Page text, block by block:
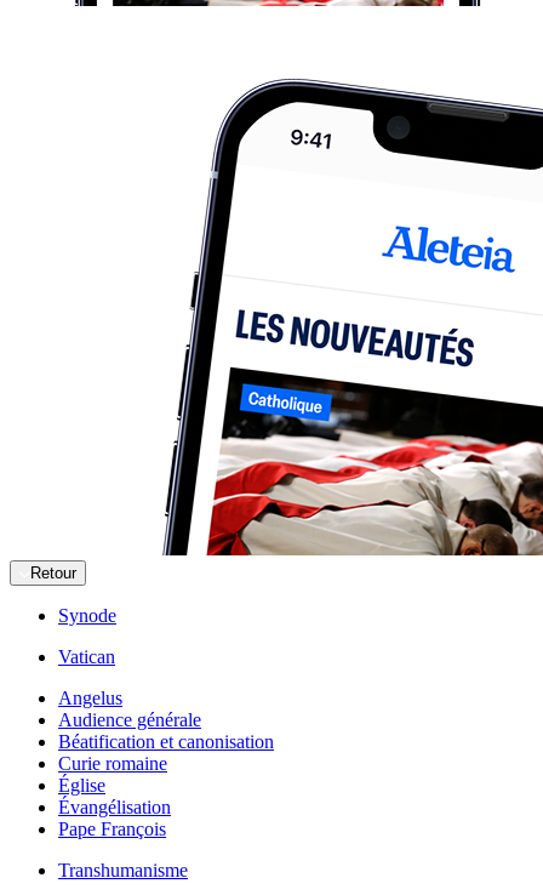
Retour
Synode
Vatican
Angelus
Audience générale
Béatification et canonisation
Curie romaine
Église
Évangélisation
Pape François
Transhumanisme